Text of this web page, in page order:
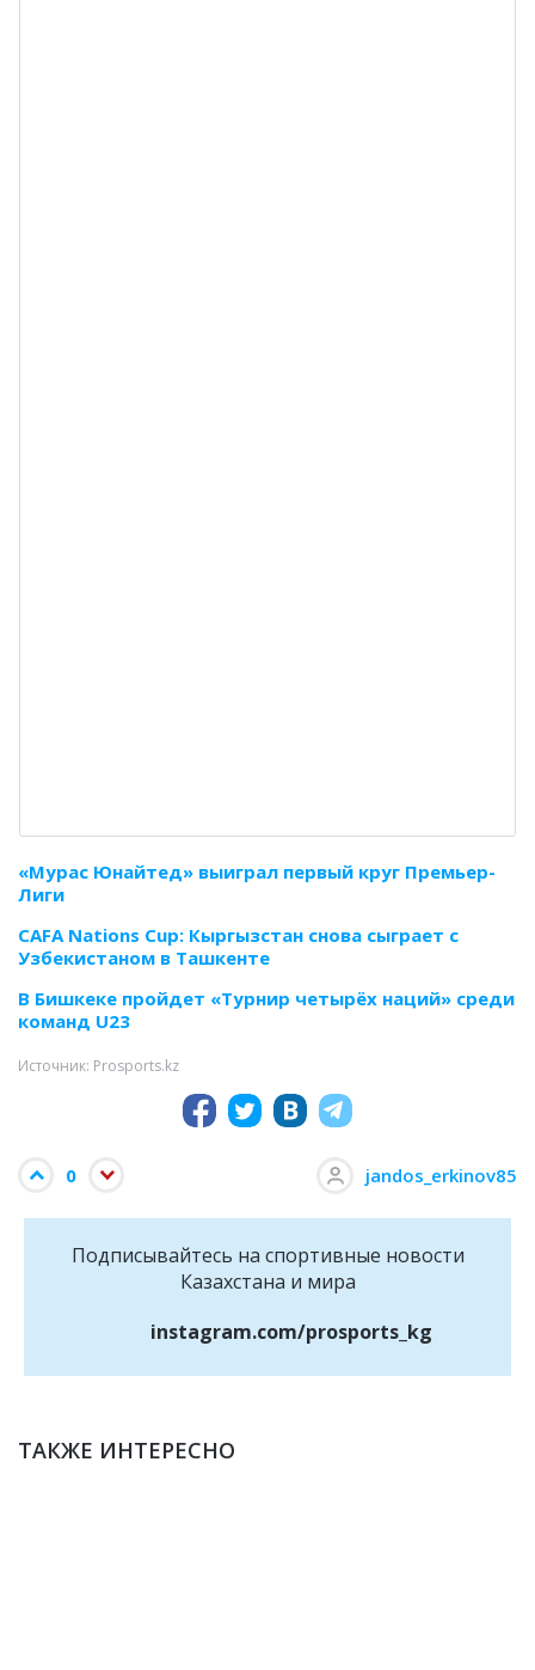
«Мурас Юнайтед» выиграл первый круг Премьер-
Лиги
CAFA Nations Cup: Кыргызстан снова сыграет с
Узбекистаном в Ташкенте
В Бишкеке пройдет «Турнир четырёх наций» среди
команд U23
Источник: Prosports.kz
0 jandos_erkinov85
Подписывайтесь на cпортивные новости
Казахстана и мира
instagram.com/prosports_kg
ТАКЖЕ ИНТЕРЕСНО